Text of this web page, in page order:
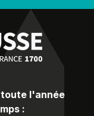
l'année
: